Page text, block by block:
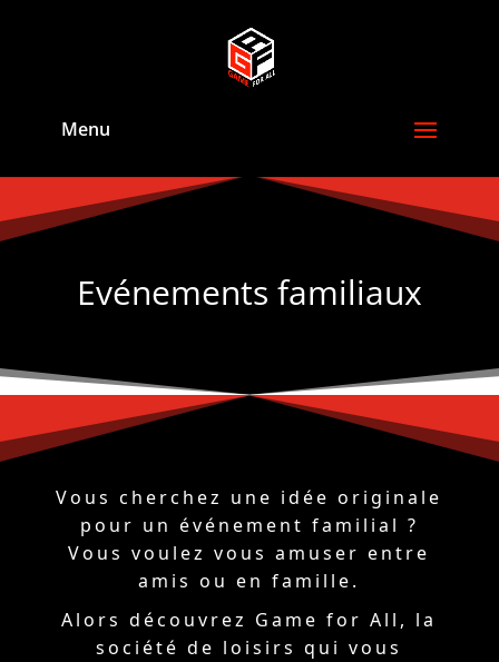
Evénements familiaux
Vous cherchez une idée originale
pour un événement familial ?
Vous voulez vous amuser entre
amis ou en famille.
Alors découvrez Game for All, la
société de loisirs qui vous